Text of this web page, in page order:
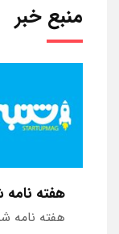
منبع خبر
هفته نامه
هفته نامه